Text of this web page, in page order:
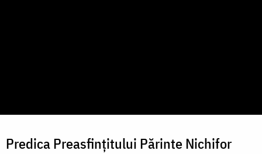
Predica Preasfințitului Părinte Nichifor